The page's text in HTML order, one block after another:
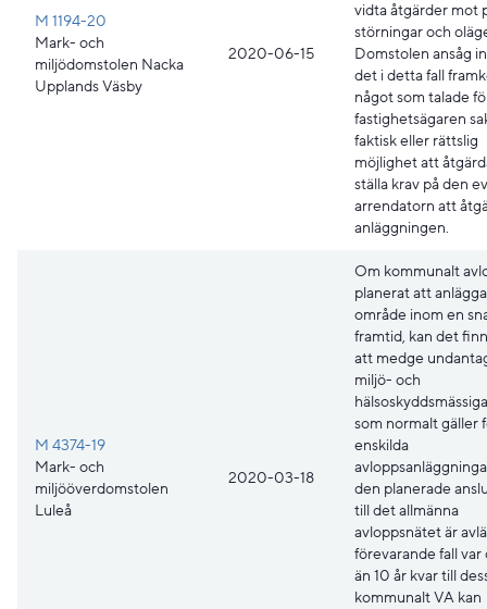
M 1194-20
Mark- och
miljödomstolen Nacka
Upplands Väsby
2020-06-15
vidta åtgärder mot
störningar och
Domstolen ansåg
det i detta fall
något som talade
fastighetsägaren
faktisk eller rättslig
möjlighet att
ställa krav på den
arrendatorn att
anläggningen.
M 4374-19
Mark- och
miljööverdomstolen
Luleå
2020-03-18
Om kommunalt
planerat att
område inom en
framtid, kan det
att medge
miljö- och
som normalt gäller
enskilda
den planerade
till det allmänna
avloppsnätet är
förevarande fall var
än 10 år kvar till
kommunalt VA kan